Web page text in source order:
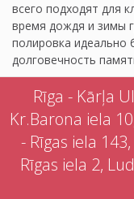
всего подходят для
время дождя и зимы
полировка идеально
долговечность
Rīga - Kārļa
Kr.Barona iela
- Rīgas iela
Rīgas iela 2,